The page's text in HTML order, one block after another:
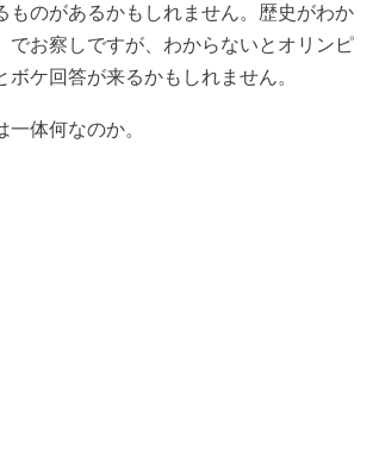
ものがあるかもしれません。歴史がわか
でお察しですが、わからないとオリンピ
ボケ回答が来るかもしれません。
一体何なのか。